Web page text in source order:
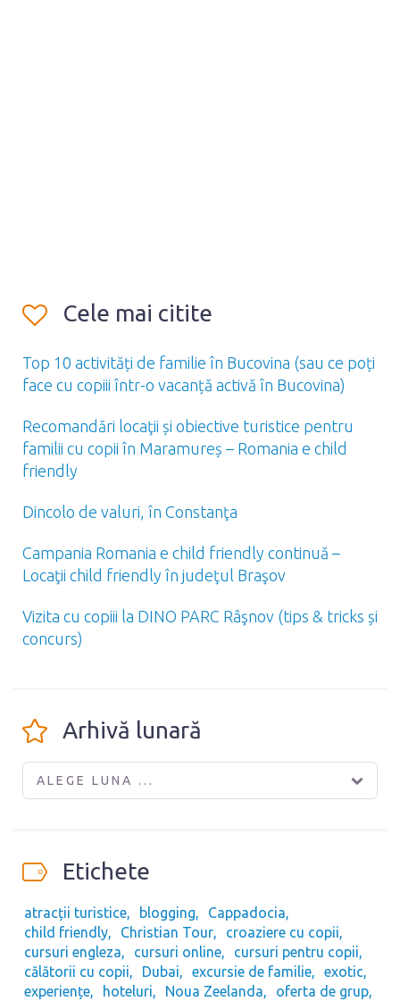
Cele mai citite
Top 10 activități de familie în Bucovina (sau ce poți
face cu copiii într-o vacanță activă în Bucovina)
Recomandări locaţii și obiective turistice pentru
familii cu copii în Maramureș – Romania e child
friendly
Dincolo de valuri, în Constanţa
Campania Romania e child friendly continuă –
Locaţii child friendly în judeţul Braşov
Vizita cu copiii la DINO PARC Râşnov (tips & tricks și
concurs)
Arhivă lunară
ALEGE LUNA ...
Etichete
atracții turistice blogging
Cappadocia
child friendly
Christian Tour
croaziere cu copii
cursuri engleza
cursuri online
cursuri pentru copii
călătorii cu copii
Dubai excursie de familie
exotic
experiențe
hoteluri Noua Zeelanda
oferta de grup